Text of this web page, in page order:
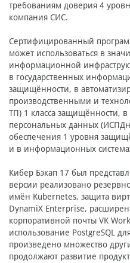
требованиям доверия 4
компания СИС.
Сертифицированный
может использоваться в
информационной
в государственных
защищённости, в
производственными и
ТП) 1 класса защищённости,
персональных данных
обеспечения 1 уровня
и в информационных
Кибер Бэкап 17 был
версии реализовано
имён Kubernetes, защита
DynamiX Enterprise,
корпоративной почты VK
использование PostgreSQL
произведено множество
продолжают развитие